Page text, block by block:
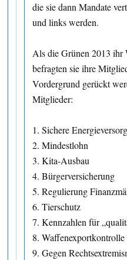
die sie dann Mandate
und links werden.
Als die Grünen 2013 ihr
befragten sie ihre
Vordergrund gerückt
Mitglieder:
1. Sichere
2. Mindestlohn
3. Kita-Ausbau
4. Bürgerversicherung
5. Regulierung
6. Tierschutz
7. Kennzahlen für
8. Waffenexportkontrolle
9. Gegen